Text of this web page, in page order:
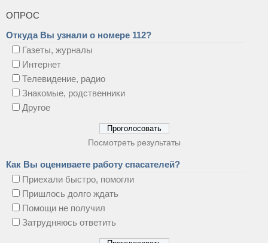
ОПРОС
Откуда Вы узнали о номере 112?
Газеты, журналы
Интернет
Телевидение, радио
Знакомые, родственники
Другое
Посмотреть результаты
Как Вы оцениваете работу спасателей?
Приехали быстро, помогли
Пришлось долго ждать
Помощи не получил
Затрудняюсь ответить